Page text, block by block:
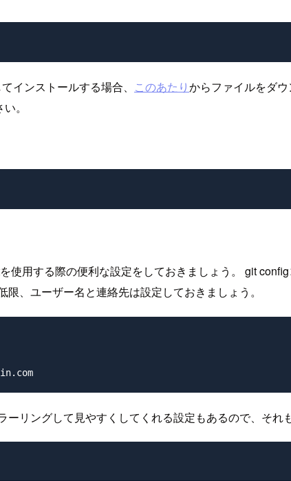
インストールする場合、 このあたりからファイルをダ
。
用する際の便利な設定をしておきましょう。 git
、ユーザー名と連絡先は設定しておきましょう。
リングして見やすくしてくれる設定もあるので、それ